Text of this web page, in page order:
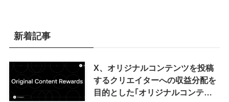
新着記事
X、オリジナルコンテンツを投稿
するクリエイターへの収益分配を
目的とした｢オリジナルコンテン